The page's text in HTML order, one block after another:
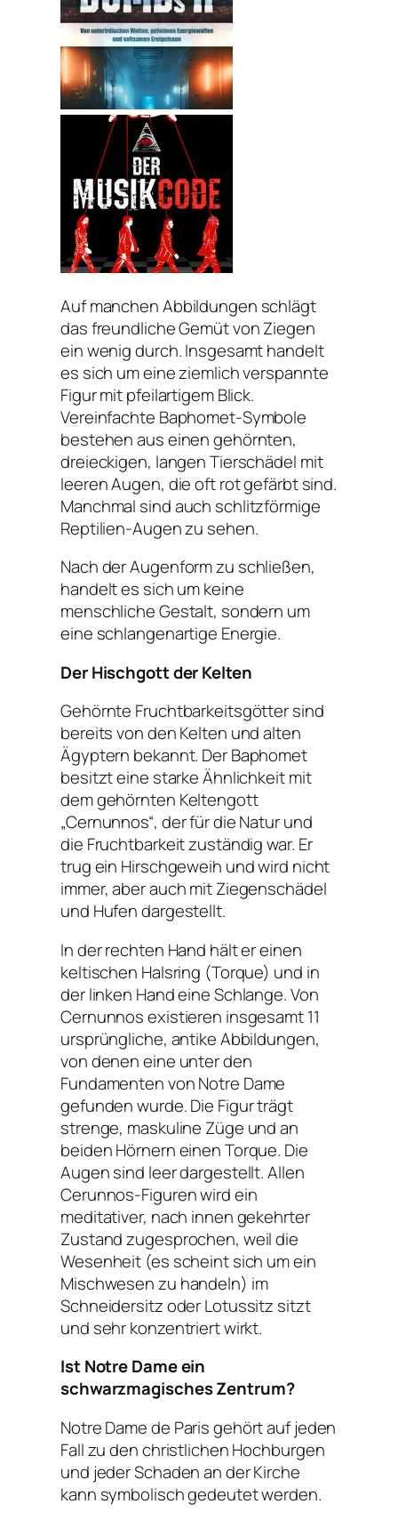
Auf manchen Abbildungen schlägt
das freundliche Gemüt von Ziegen
ein wenig durch. Insgesamt handelt
es sich um eine ziemlich verspannte
Figur mit pfeilartigem Blick.
Vereinfachte Baphomet-Symbole
bestehen aus einen gehörnten,
dreieckigen, langen Tierschädel mit
leeren Augen, die oft rot gefärbt sind.
Manchmal sind auch schlitzförmige
Reptilien-Augen zu sehen.
Nach der Augenform zu schließen,
handelt es sich um keine
menschliche Gestalt, sondern um
eine schlangenartige Energie.
Der Hischgott der Kelten
Gehörnte Fruchtbarkeitsgötter sind
bereits von den Kelten und alten
Ägyptern bekannt. Der Baphomet
besitzt eine starke Ähnlichkeit mit
dem gehörnten Keltengott
„Cernunnos“, der für die Natur und
die Fruchtbarkeit zuständig war. Er
trug ein Hirschgeweih und wird nicht
immer, aber auch mit Ziegenschädel
und Hufen dargestellt.
In der rechten Hand hält er einen
keltischen Halsring (Torque) und in
der linken Hand eine Schlange. Von
Cernunnos existieren insgesamt 11
ursprüngliche, antike Abbildungen,
von denen eine unter den
Fundamenten von Notre Dame
gefunden wurde. Die Figur trägt
strenge, maskuline Züge und an
beiden Hörnern einen Torque. Die
Augen sind leer dargestellt. Allen
Cerunnos-Figuren wird ein
meditativer, nach innen gekehrter
Zustand zugesprochen, weil die
Wesenheit (es scheint sich um ein
Mischwesen zu handeln) im
Schneidersitz oder Lotussitz sitzt
und sehr konzentriert wirkt.
Ist Notre Dame ein
schwarzmagisches Zentrum?
Notre Dame de Paris gehört auf jeden
Fall zu den christlichen Hochburgen
und jeder Schaden an der Kirche
kann symbolisch gedeutet werden.